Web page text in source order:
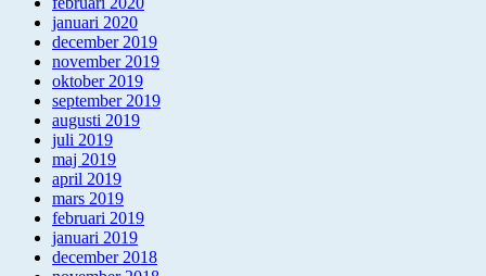
januari 2020
december 2019
november 2019
oktober 2019
september 2019
augusti 2019
juli 2019
maj 2019
april 2019
mars 2019
februari 2019
januari 2019
december 2018